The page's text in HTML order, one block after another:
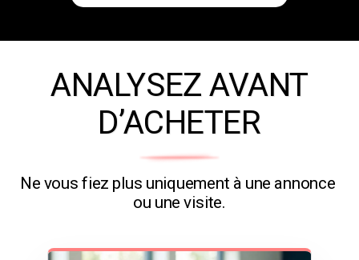
ANALYSEZ AVANT
D’ACHETER
Ne vous fiez plus uniquement à une annonce
ou une visite.